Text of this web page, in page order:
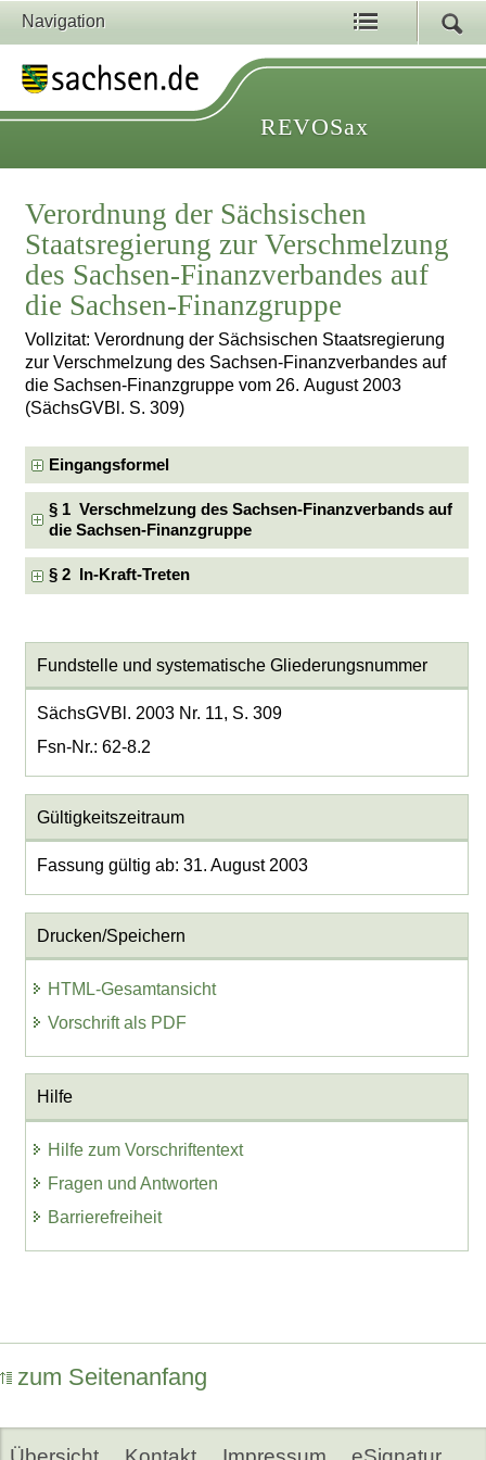
Navigation
REVOSax
Verordnung der Sächsischen
Staatsregierung zur Verschmelzung
des Sachsen-Finanzverbandes auf
die Sachsen-Finanzgruppe
Vollzitat: Verordnung der Sächsischen Staatsregierung
zur Verschmelzung des Sachsen-Finanzverbandes auf
die Sachsen-Finanzgruppe vom 26. August 2003
(SächsGVBl. S. 309)
Eingangsformel
§ 1 Verschmelzung des Sachsen-Finanzverbands auf
die Sachsen-Finanzgruppe
§ 2 In-Kraft-Treten
Fundstelle und systematische Gliederungsnummer
SächsGVBl. 2003 Nr. 11, S. 309
Fsn-Nr.: 62-8.2
Gültigkeitszeitraum
Fassung gültig ab: 31. August 2003
Drucken/Speichern
HTML-Gesamtansicht
Vorschrift als PDF
Hilfe
Hilfe zum Vorschriftentext
Fragen und Antworten
Barrierefreiheit
zum Seitenanfang